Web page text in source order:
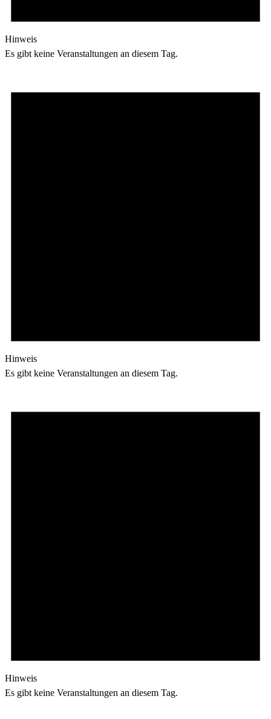
Hinweis
Es gibt keine Veranstaltungen an diesem Tag.
Hinweis
Es gibt keine Veranstaltungen an diesem Tag.
Hinweis
Es gibt keine Veranstaltungen an diesem Tag.